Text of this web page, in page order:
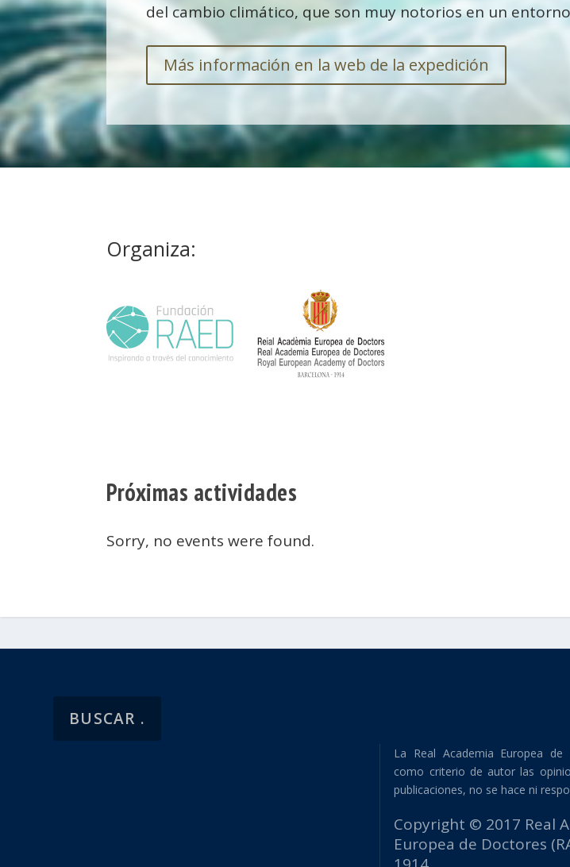
del cambio climático, que son muy notorios en un
Más información en la web de la expedición
Organiza:
Próximas actividades
Sorry, no events were found.
La Real Academia Europea de
como criterio de autor las
publicaciones, no se hace ni
Copyright © 2017 Real
Europea de Doctores